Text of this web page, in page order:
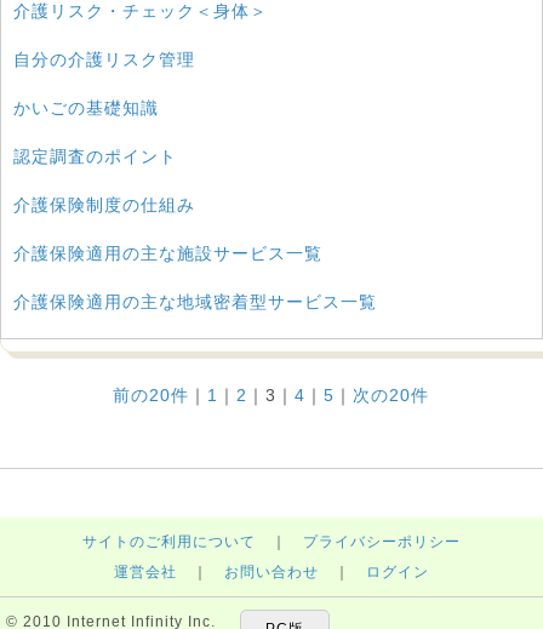
介護リスク・チェック＜身体＞
自分の介護リスク管理
かいごの基礎知識
認定調査のポイント
介護保険制度の仕組み
介護保険適用の主な施設サービス一覧
介護保険適用の主な地域密着型サービス一覧
前の20件 ｜ 1 ｜ 2 ｜3 ｜4 ｜5 ｜ 次の20件
サイトのご利用について
プライバシーポリシー
運営会社
お問い合わせ ログイン
© 2010 Internet Infinity Inc.